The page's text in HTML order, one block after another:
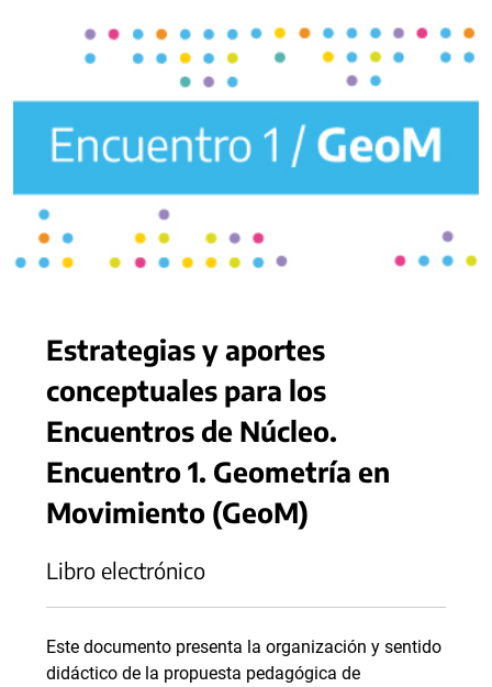
Estrategias y aportes
conceptuales para los
Encuentros de Núcleo.
Encuentro 1. Geometría en
Movimiento (GeoM)
Libro electrónico
Este documento presenta la organización y sentido
didáctico de la propuesta pedagógica de